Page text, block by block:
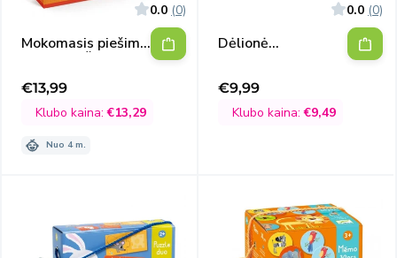
0.0 (0)
Mokomasis piešimo
Gyvūnai
Išpardavimo
kaina
€13,99
Klubo kaina:€13,29
Nuo 4 m.
0.0 (0)
Dėlionė
Išpardavimo
kaina
€9,99
Klubo kaina:€9,49